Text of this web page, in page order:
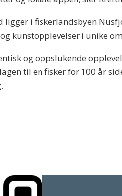
ligger i fiskerlandsbyen
kunstopplevelser i unike
og oppslukende
til en fisker for 100 år